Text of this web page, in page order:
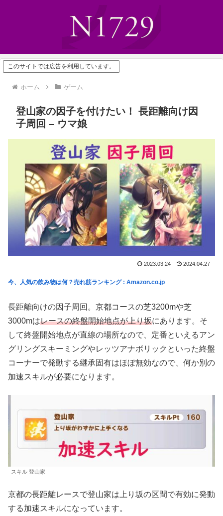
このサイトでは広告を利用しています。
ホーム ゲーム
登山家の因子を付けたい！ 長距離向け因
子周回 – ウマ娘
2023.03.24 2024.04.27
今、人気の飲み物は何？売れ筋ランキング : Amazon.co.jp
長距離向けの因子周回。京都コースの芝3200mや芝
3000mはレースの終盤開始地点が上り坂にあります。そ
して終盤開始地点が直線の場所なので、定番といえるアン
グリングスキーミングやレッツアナボリックといった終盤
コーナーで発動する継承固有はほぼ無効なので、何か別の
加速スキルが必要になります。
スキル 登山家
京都の長距離レースで登山家は上り坂の区間で有効に発動
する加速スキルになっています。